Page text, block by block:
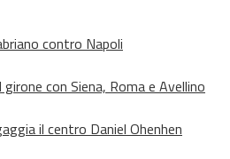
contro Napoli
con Siena, Roma e Avellino
il centro Daniel Ohenhen